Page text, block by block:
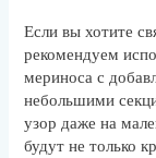
Если вы хотите
рекомендуем
мериноса с
небольшими
узор даже на
будут не только